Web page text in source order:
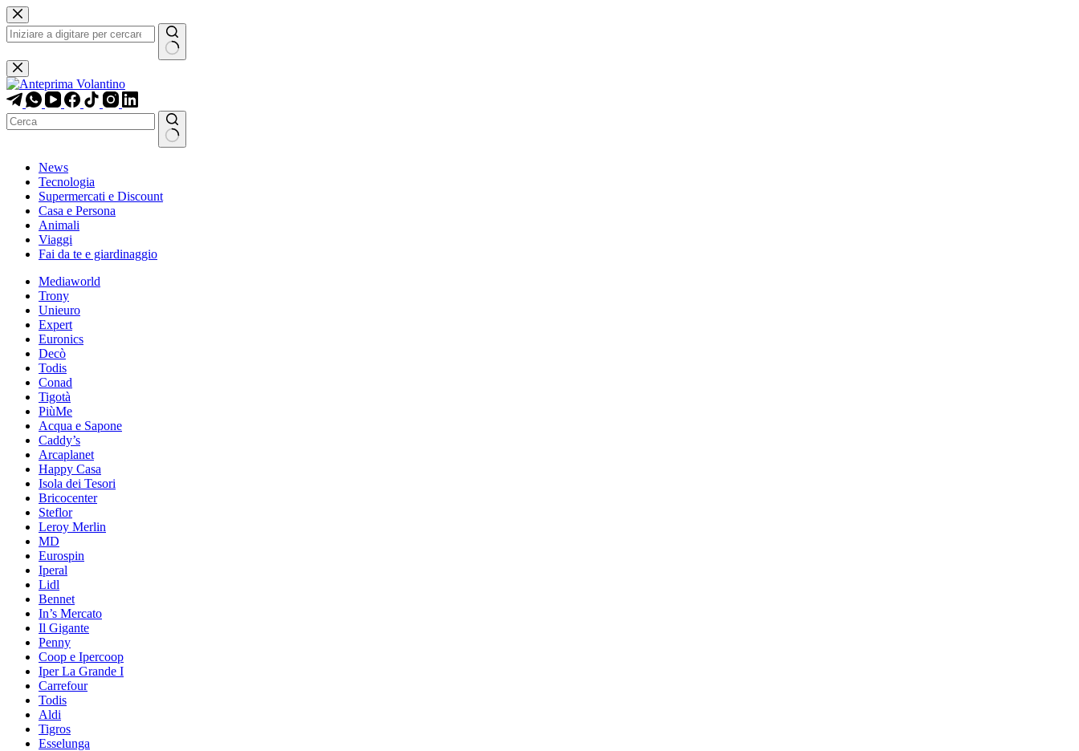
Salta
al
contenuto
Nessun
risultato
risultatoNews
Tecnologia
Supermercati e Discount
Casa e Persona
Animali
Viaggi
Fai da te e giardinaggio
Mediaworld
Trony
Unieuro
Expert
Euronics
Decò
Todis
Conad
Tigotà
PiùMe
Acqua e Sapone
Caddy’s
Arcaplanet
Happy Casa
Isola dei Tesori
Bricocenter
Steflor
Leroy Merlin
MD
Eurospin
Iperal
Lidl
Bennet
In’s Mercato
Il Gigante
Penny
Coop e Ipercoop
Iper La Grande I
Carrefour
Todis
Aldi
Tigros
Esselunga